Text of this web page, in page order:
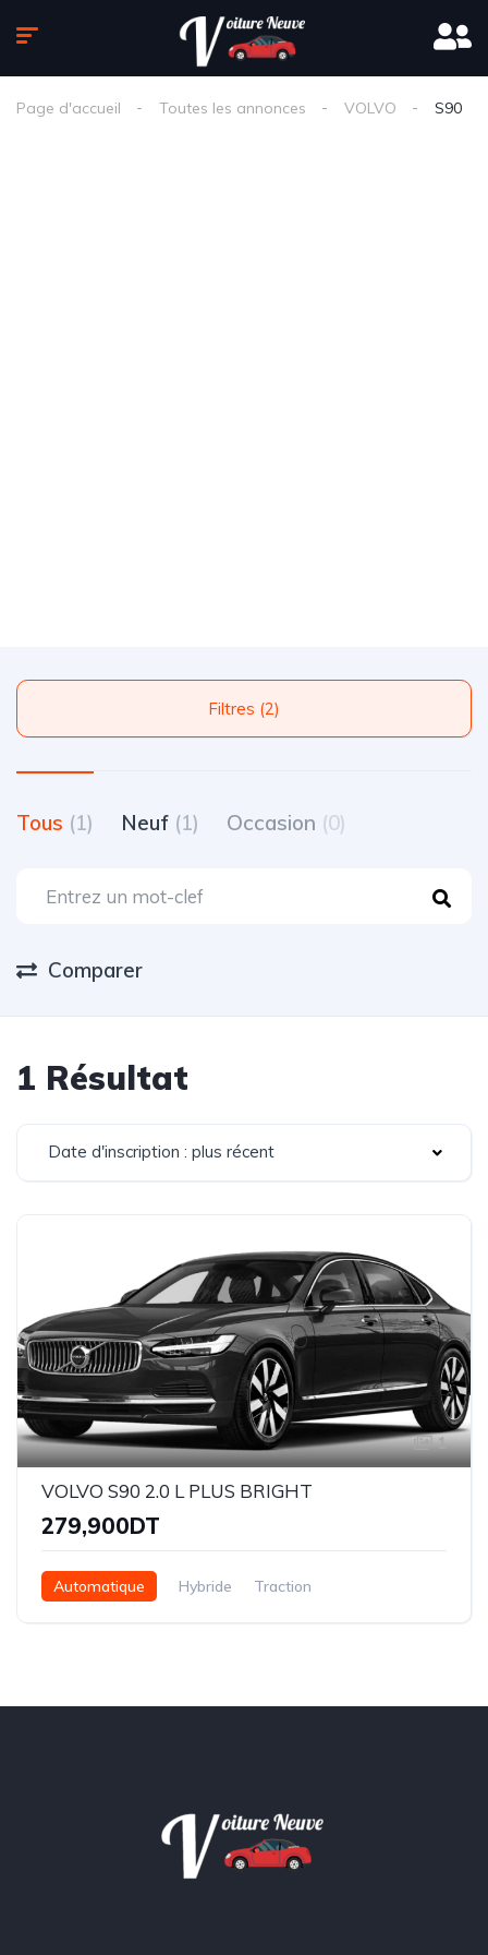
Page d'accueil Toutes les annonces VOLVO S90
Filtres (2)
Tous (1) Neuf (1) Occasion (0)
Comparer
1 Résultat
Date d'inscription : plus récent
1
VOLVO S90 2.0 L PLUS BRIGHT
279,900DT
Automatique Hybride Traction